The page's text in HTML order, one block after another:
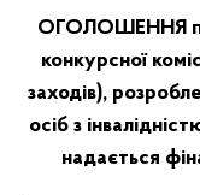
ОГОЛОШЕННЯ
конкурсної
заходів),
осіб з
надається